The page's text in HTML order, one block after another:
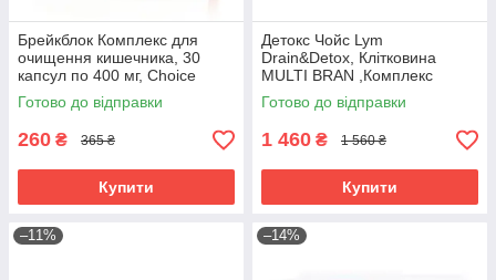
Брейкблок Комплекс для
очищення кишечника, 30
капсул по 400 мг, Choice
Готово до відправки
260 ₴ 365 ₴
Купити
Детокс Чойс Lym
Drain&Detox, Клітковина
MULTI BRAN ,Комплекс
Брейкблок
Готово до відправки
1 460 ₴ 1 560 ₴
Купити
–11% –14%